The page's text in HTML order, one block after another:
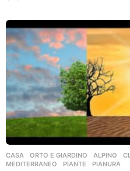
n
g
CASA ,ORTO E GIARDINO ALPINO ,
MEDITERRANEO
,PIANTE ,PIANURA